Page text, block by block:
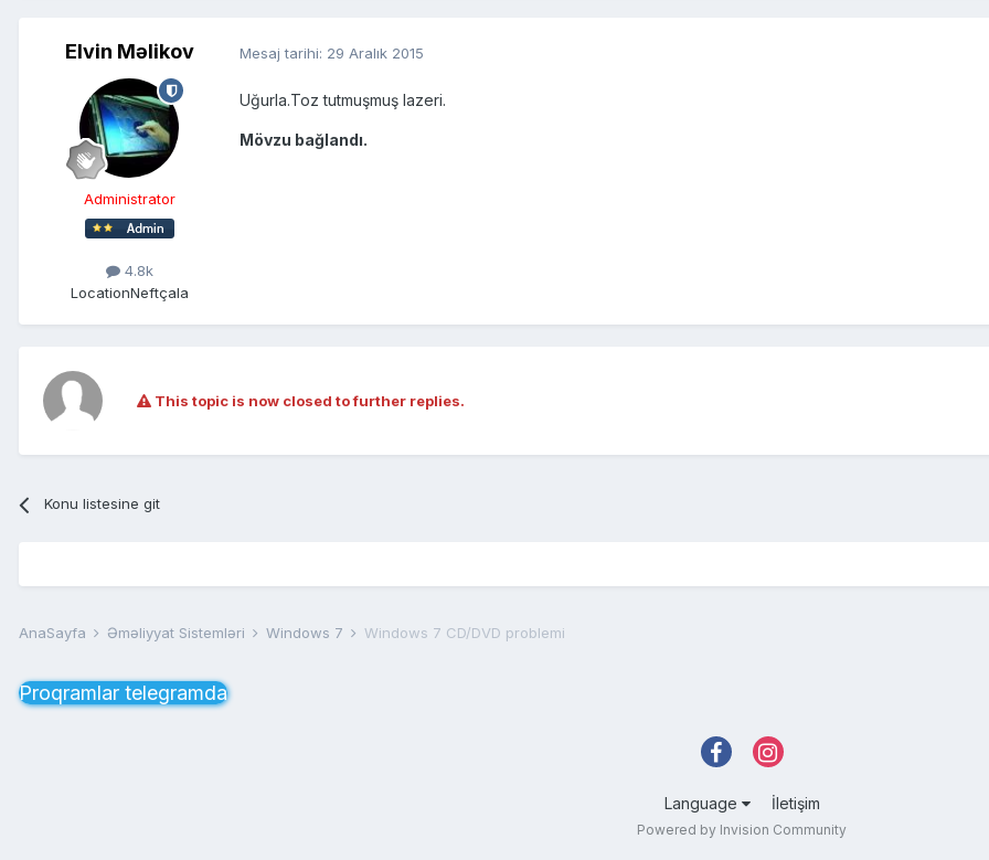
Elvin Məlikov
Administrator
4.8k
LocationNeftçala
Mesaj tarihi: 29 Aralık 2015
Uğurla.Toz tutmuşmuş lazeri.
Mövzu bağlandı.
This topic is now closed to further replies.
Konu listesine git
AnaSayfa Əməliyyat Sistemləri Windows 7 Windows 7 CD/DVD problemi
Proqramlar telegramda
Language İletişim
Powered by Invision Community